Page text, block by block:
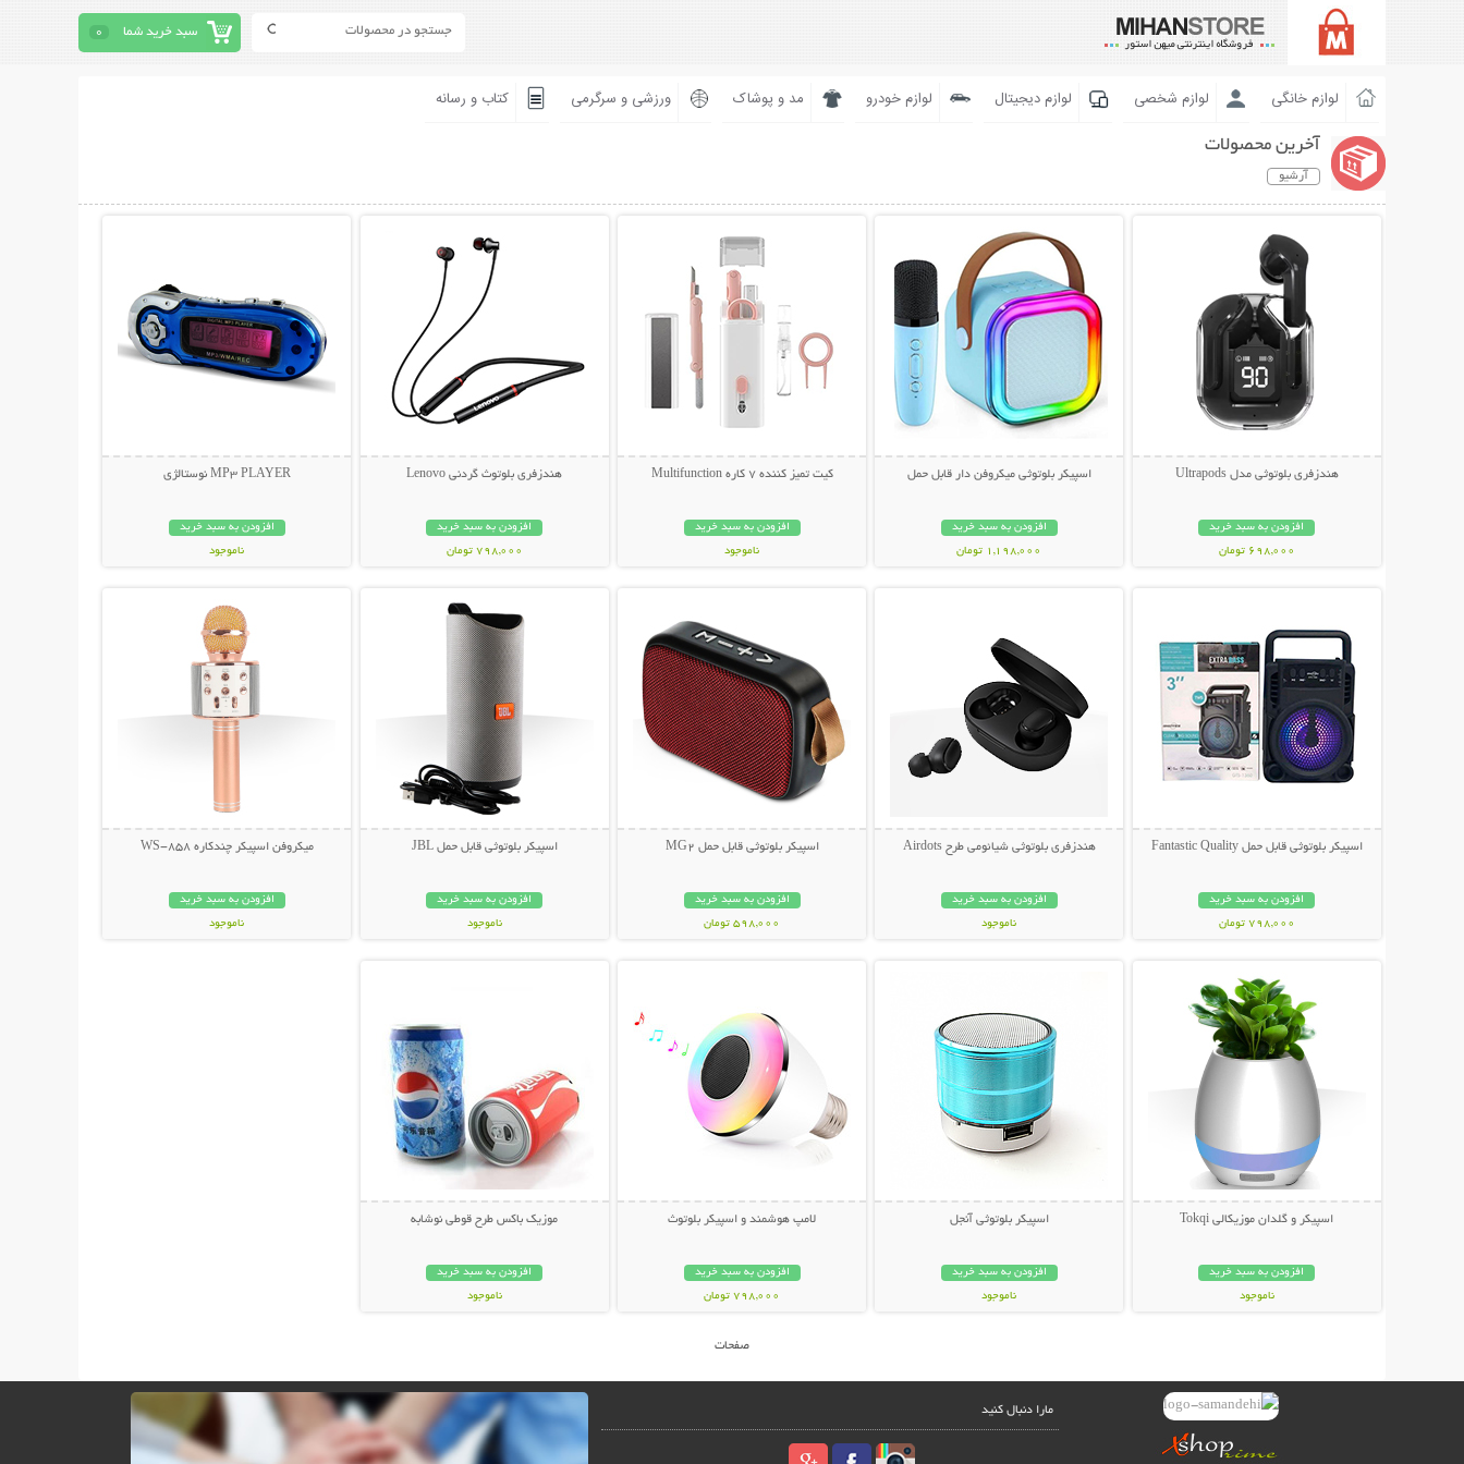
سبد خرید شما 0
لوازم خانگی لوازم شخصی لوازم دیجیتال لوازم خودرو مد و پوشاک ورزشی و سرگرمی کتاب و رسانه
آخرین محصولات
آرشیو
هندزفری بلوتوثی مدل Ultrapods
افزودن به سبد خرید
698,000 تومان
اسپیکر بلوتوثی میکروفن دار قابل حمل
افزودن به سبد خرید
1,198,000 تومان
کیت تمیز کننده 7 کاره Multifunction
افزودن به سبد خرید
ناموجود
هندزفری بلوتوث گردنی Lenovo
افزودن به سبد خرید
798,000 تومان
MP3 PLAYER نوستالژی
افزودن به سبد خرید
ناموجود
اسپیکر بلوتوثی قابل حمل Fantastic Quality
افزودن به سبد خرید
798,000 تومان
هندزفری بلوتوثی شیائومی طرح Airdots
افزودن به سبد خرید
ناموجود
اسپیکر بلوتوثی قابل حمل MG2
افزودن به سبد خرید
598,000 تومان
اسپیکر بلوتوثی قابل حمل JBL
افزودن به سبد خرید
ناموجود
میکروفن اسپیکر چندکاره WS-858
افزودن به سبد خرید
ناموجود
اسپیکر و گلدان موزیکالی Tokqi
افزودن به سبد خرید
ناموجود
اسپیکر بلوتوثی آنجل
افزودن به سبد خرید
ناموجود
لامپ هوشمند و اسپیکر بلوتوث
افزودن به سبد خرید
798,000 تومان
موزیک باکس طرح قوطی نوشابه
افزودن به سبد خرید
ناموجود
صفحات
مارا دنبال کنید